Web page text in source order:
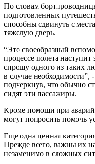
По словам
подготовленных
способны сдвинуть с
тяжелую дверь.
“Это своеобразный
процессе полета наступит
спрошу одного из таких
в случае необходимости”,
подчеркнув, что обычно
сидят эти пассажиры.
Кроме помощи при
могут попросить помочь
Еще одна ценная
Прежде всего, важны их
незаменимо в сложных